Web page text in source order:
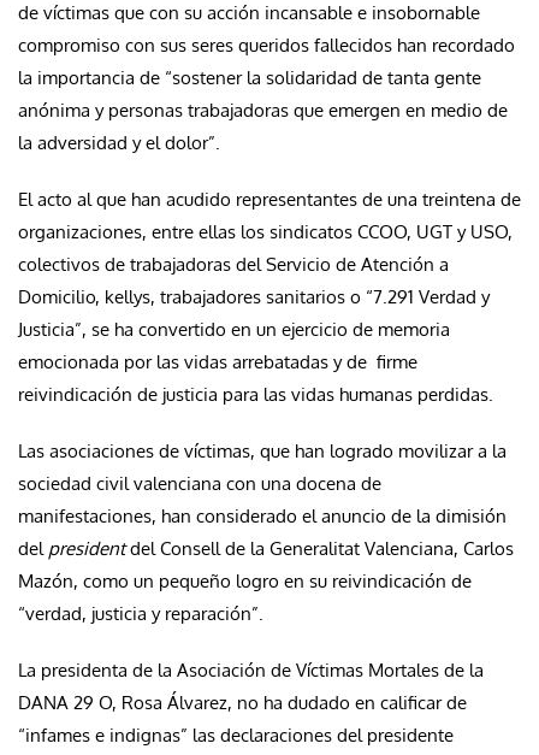
de víctimas que con su acción incansable e insobornable
compromiso con sus seres queridos fallecidos han recordado
la importancia de “sostener la solidaridad de tanta gente
anónima y personas trabajadoras que emergen en medio de
la adversidad y el dolor”.
El acto al que han acudido representantes de una treintena de
organizaciones, entre ellas los sindicatos CCOO, UGT y USO,
colectivos de trabajadoras del Servicio de Atención a
Domicilio, kellys, trabajadores sanitarios o “7.291 Verdad y
Justicia”, se ha convertido en un ejercicio de memoria
emocionada por las vidas arrebatadas y de firme
reivindicación de justicia para las vidas humanas perdidas.
Las asociaciones de víctimas, que han logrado movilizar a la
sociedad civil valenciana con una docena de
manifestaciones, han considerado el anuncio de la dimisión
del presidentdel Consell de la Generalitat Valenciana, Carlos
Mazón, como un pequeño logro en su reivindicación de
“verdad, justicia y reparación”.
La presidenta de la Asociación de Víctimas Mortales de la
DANA 29 O, Rosa Álvarez, no ha dudado en calificar de
“infames e indignas” las declaraciones del presidente